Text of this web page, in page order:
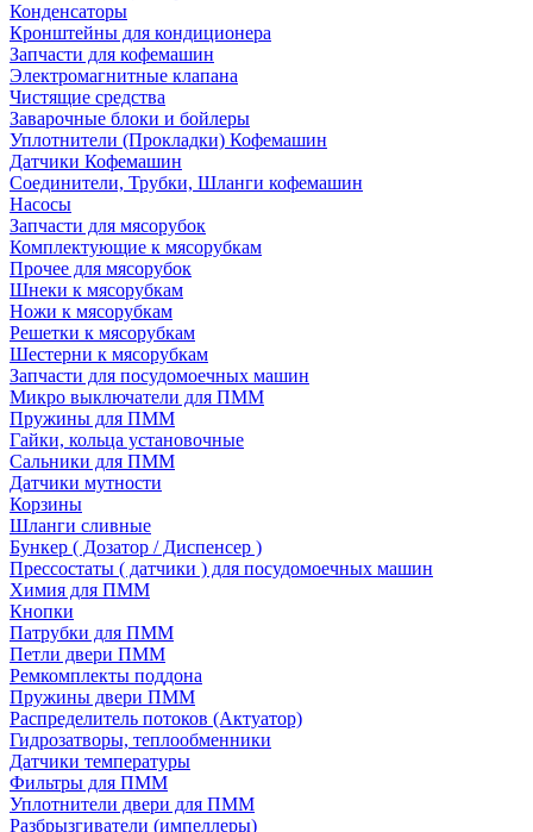
Конденсаторы
Кронштейны для кондиционера
Запчасти для кофемашин
Электромагнитные клапана
Чистящие средства
Заварочные блоки и бойлеры
Уплотнители (Прокладки) Кофемашин
Датчики Кофемашин
Соединители, Трубки, Шланги кофемашин
Насосы
Запчасти для мясорубок
Комплектующие к мясорубкам
Прочее для мясорубок
Шнеки к мясорубкам
Ножи к мясорубкам
Решетки к мясорубкам
Шестерни к мясорубкам
Запчасти для посудомоечных машин
Микро выключатели для ПММ
Пружины для ПММ
Гайки, кольца установочные
Сальники для ПММ
Датчики мутности
Корзины
Шланги сливные
Бункер ( Дозатор / Диспенсер )
Прессостаты ( датчики ) для посудомоечных машин
Химия для ПММ
Кнопки
Патрубки для ПММ
Петли двери ПММ
Ремкомплекты поддона
Пружины двери ПММ
Распределитель потоков (Актуатор)
Гидрозатворы, теплообменники
Датчики температуры
Фильтры для ПММ
Уплотнители двери для ПММ
Разбрызгиватели (импеллеры)